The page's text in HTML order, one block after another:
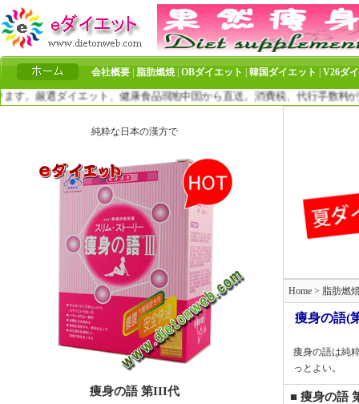
会社概要 脂肪燃焼| OBダイエット 韓国ダイエット V26ダ
厳選ダイエット、健康食品現地中国から直送。消費税、代行手数料が無
純粋な日本の漢方で
痩身の語 第III代
Home > 脂肪燃
痩身の語(
痩身の語は純
っとよい。
■ 痩身の語